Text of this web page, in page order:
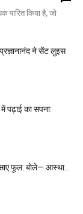
पारित किया है, जो
ने सेंट लुइस
पढ़ाई का सपना:
फूल: बोले— आस्था...